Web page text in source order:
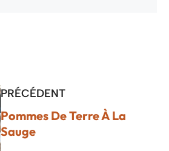
PRÉCÉDENT
Pommes De Terre À La
Sauge